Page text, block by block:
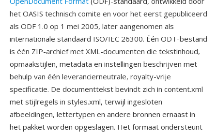
het OASIS technisch comite en voor het eerst gepubliceerd
als ODF 1.0 op 1 mei 2005, later aangenomen als
internationale standaard ISO/IEC 26300. Één ODT-bestand
is één ZIP-archief met XML-documenten die tekstinhoud,
opmaakstijlen, metadata en instellingen beschrijven met
behulp van één leverancierneutrale, royalty-vrije
specificatie. De documenttekst bevindt zich in content.xml
met stijlregels in styles.xml, terwijl ingesloten
afbeeldingen, lettertypen en andere bronnen ernaast in
het pakket worden opgeslagen. Het formaat ondersteunt